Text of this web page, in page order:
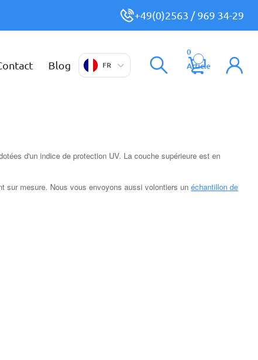
+49(0)2563 / 969 34-29
Blog FR
0
Article
d'un indice de protection UV. La couche supérieure est en
sur mesure. Nous vous envoyons aussi volontiers un échantillon de